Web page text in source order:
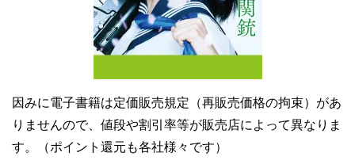
因みに電子書籍は定価販売規定（再販売価格の拘束）があ
りませんので、値段や割引率等が販売店によって異なりま
す。（ポイント還元も各社様々です）